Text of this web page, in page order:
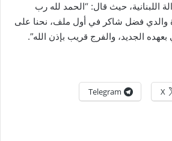
اللبنانية، حيث قال: “الحمد لله رب
والدي فضل شاكر في أول ملف، نحنا على
بعهده الجديد، والفرج قريب بإذن الله”.
X
Telegram